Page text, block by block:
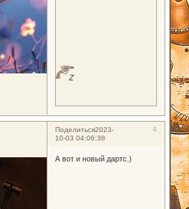
Z
Поделиться 4
2023-
10-03 04:06:38
А вот и новый дартс.)